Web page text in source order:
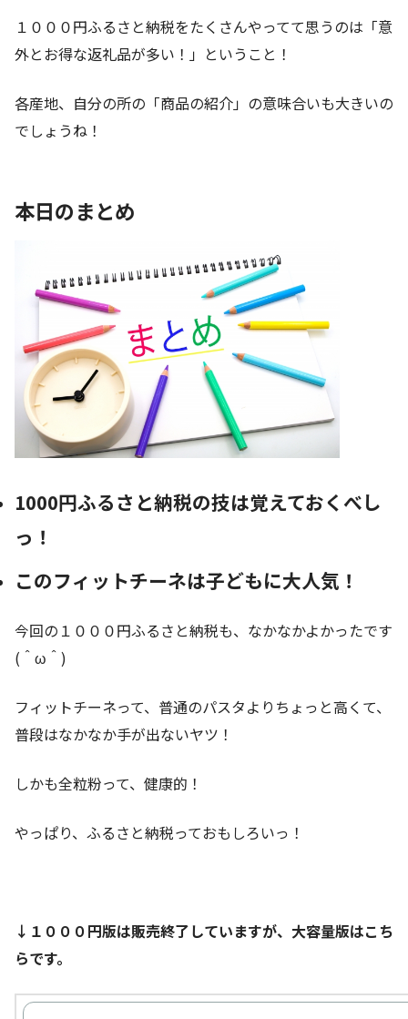
１０００円ふるさと納税をたくさんやってて思うのは「意
外とお得な返礼品が多い！」ということ！
各産地、自分の所の「商品の紹介」の意味合いも大きいの
でしょうね！
本日のまとめ
1000円ふるさと納税の技は覚えておくべし
っ！
このフィットチーネは子どもに大人気！
今回の１０００円ふるさと納税も、なかなかよかったです
(＾ω＾)
フィットチーネって、普通のパスタよりちょっと高くて、
普段はなかなか手が出ないヤツ！
しかも全粒粉って、健康的！
やっぱり、ふるさと納税っておもしろいっ！
↓１０００円版は販売終了していますが、大容量版はこち
らです。